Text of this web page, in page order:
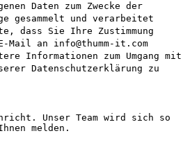
Daten zum Zwecke der
gesammelt und verarbeitet
dass Sie Ihre Zustimmung
an info@thumm-it.com
Informationen zum Umgang mit
Datenschutzerklärung zu
Unser Team wird sich so
melden.